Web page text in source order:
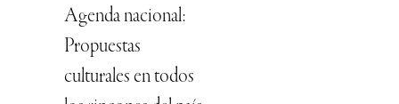
Agenda nacional:
Propuestas
culturales en todos